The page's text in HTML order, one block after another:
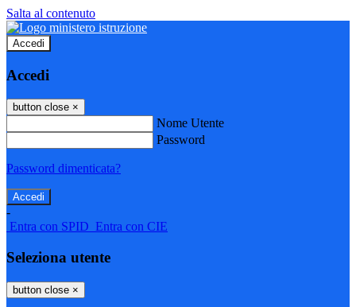
Salta al contenuto
Accedi
Accedi
button close ×
Nome Utente
Password
Password dimenticata?
-
Entra con SPID Entra con CIE
Seleziona utente
button close ×